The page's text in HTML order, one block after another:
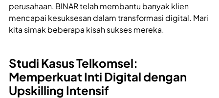
perusahaan, BINAR telah membantu banyak klien
mencapai kesuksesan dalam transformasi digital. Mari
kita simak beberapa kisah sukses mereka.
Studi Kasus Telkomsel:
Memperkuat Inti Digital dengan
Upskilling Intensif